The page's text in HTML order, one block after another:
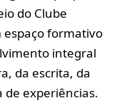
do Clube
espaço formativo
integral
da escrita, da
de experiências.